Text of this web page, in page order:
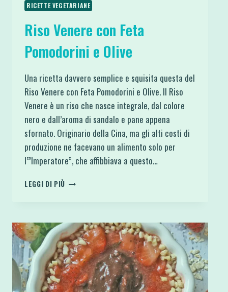
RICETTE VEGETARIANE
Riso Venere con Feta
Pomodorini e Olive
Una ricetta davvero semplice e squisita questa del
Riso Venere con Feta Pomodorini e Olive. Il Riso
Venere è un riso che nasce integrale, dal colore
nero e dall’aroma di sandalo e pane appena
sfornato. Originario della Cina, ma gli alti costi di
produzione ne facevano un alimento solo per
l’”Imperatore”, che affibbiava a questo…
LEGGI DI PIÙ RISO
POMODORINI
E
OLIVE